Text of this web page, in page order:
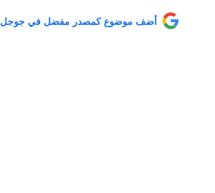
أضف موضوع كمصدر مفضل في جوجل